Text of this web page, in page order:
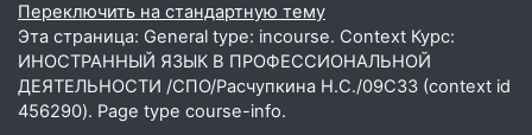
Переключить на стандартную тему
Эта страница: General type: incourse. Context Курс:
ИНОСТРАННЫЙ ЯЗЫК В ПРОФЕССИОНАЛЬНОЙ
ДЕЯТЕЛЬНОСТИ /СПО/Расчупкина Н.С./09С33 (context id
456290). Page type course-info.